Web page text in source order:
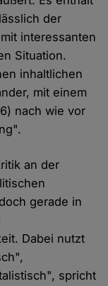
der
interessanten
Situation.
inhaltlichen
mit einem
nach wie vor
an der
gerade in
Dabei nutzt
spricht